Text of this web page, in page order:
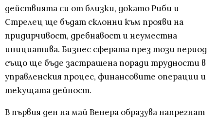
действията си от близки, докато Риби и
Стрелец ще бъдат склонни към прояви на
придирчивост, дребнавост и неуместна
инициатива. Бизнес сферата през този период
също ще бъде застрашена поради трудности в
управленския процес, финансовите операции и
текущата дейност.
В първия ден на май Венера образува напрегнат